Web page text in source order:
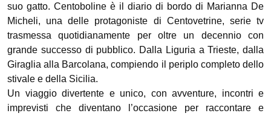
suo gatto. Centoboline è il diario di bordo di Marianna De
Micheli, una delle protagoniste di Centovetrine, serie tv
trasmessa quotidianamente per oltre un decennio con
grande successo di pubblico. Dalla Liguria a Trieste, dalla
Giraglia alla Barcolana, compiendo il periplo completo dello
stivale e della Sicilia.
Un viaggio divertente e unico, con avventure, incontri e
imprevisti che diventano l’occasione per raccontare e